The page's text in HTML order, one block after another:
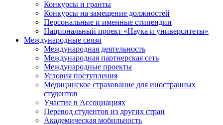
Конкурсы и гранты
Конкурсы на замещение должностей
Персональные и именные стипендии
Национальный проект «Наука и университеты»
Международные связи
Международная деятельность
Международная партнерская сеть
Международные проекты
Условия поступления
Медицинское страхование для иностранных
студентов
Участие в Ассоциациях
Перевод студентов из других стран
Академическая мобильность